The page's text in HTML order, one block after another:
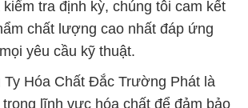
phố Hồ Chí Minh
> bán hóa chất hóa chất Bột
Ø Sodium Metabisulfit tại
Minh
bán ß cung ứng hóa chất hóa chất